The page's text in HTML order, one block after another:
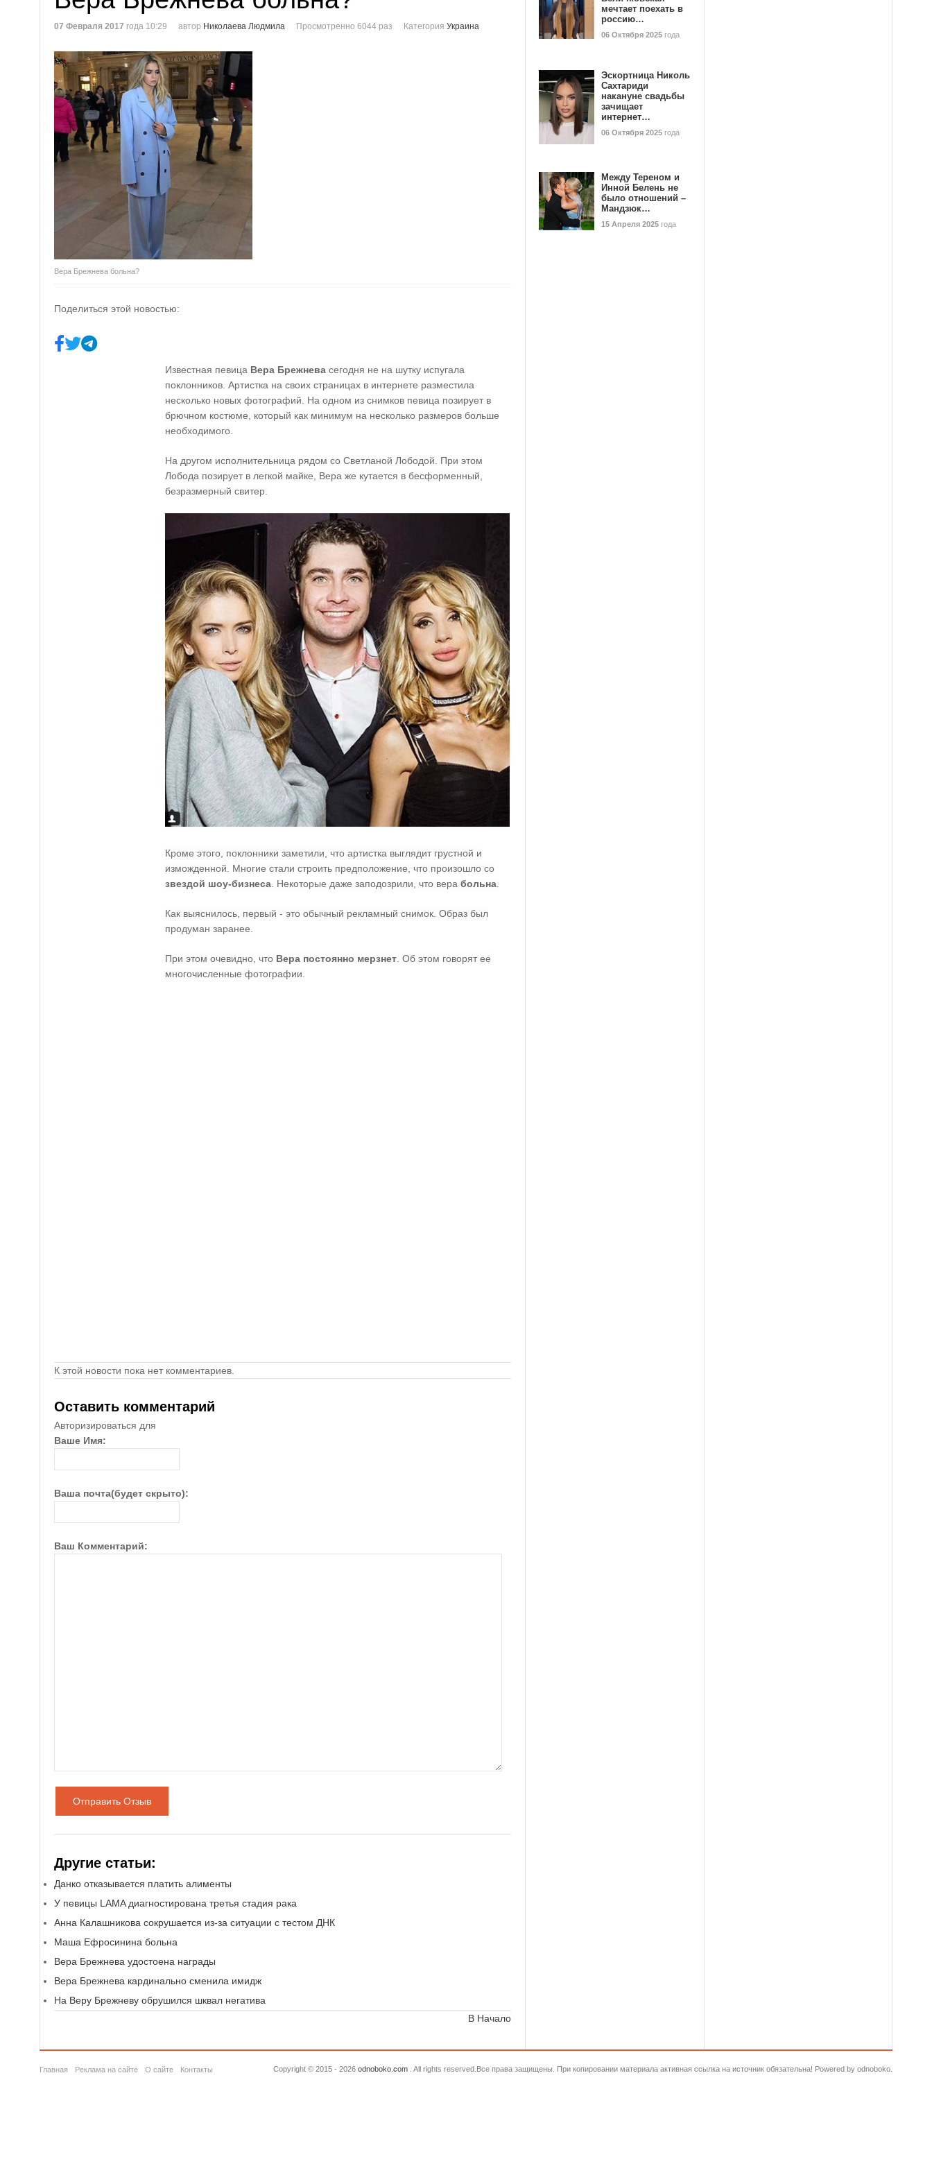
07 Февраля 2017 года 10:29 автор Николаева Людмила Просмотренно 6044 раз Категория Украина
Вера Брежнева больна?
Поделиться этой новостью:
Известная певица Вера Брежнева сегодня не на шутку испугала
поклонников. Артистка на своих страницах в интернете разместила
несколько новых фотографий. На одном из снимков певица позирует в
брючном костюме, который как минимум на несколько размеров больше
необходимого.
На другом исполнительница рядом со Светланой Лободой. При этом
Лобода позирует в легкой майке, Вера же кутается в бесформенный,
безразмерный свитер.
Кроме этого, поклонники заметили, что артистка выглядит грустной и
изможденной. Многие стали строить предположение, что произошло со
звездой шоу-бизнеса . Некоторые даже заподозрили, что вера больна
Как выяснилось, первый - это обычный рекламный снимок. Образ был
продуман заранее.
При этом очевидно, что Вера постоянно мерзнет . Об этом говорят ее
многочисленные фотографии.
К этой новости пока нет комментариев.
Оставить комментарий
Авторизироваться для
Ваше Имя:
Ваша почта(будет скрыто):
Ваш Комментарий:
Отправить Отзыв
Другие статьи:
Данко отказывается платить алименты
У певицы LAMA диагностирована третья стадия рака
Анна Калашникова сокрушается из-за ситуации с тестом ДНК
Маша Ефросинина больна
Вера Брежнева удостоена награды
Вера Брежнева кардинально сменила имидж
На Веру Брежневу обрушился шквал негатива
В Начало
мечтает поехать в
россию…
06 Октября 2025 года
Эскортница Николь
Сахтариди
накануне свадьбы
зачищает
интернет…
06 Октября 2025 года
Между Тереном и
Инной Белень не
было отношений –
Мандзюк…
15 Апреля 2025 года
Главная Реклама на сайте О сайте Контакты Copyright © 2015 - 2026 odnoboko.com . All rights reserved.Все права защищены. При копировании материала активная ссылка на источник обязательна! Powered by odnoboko.